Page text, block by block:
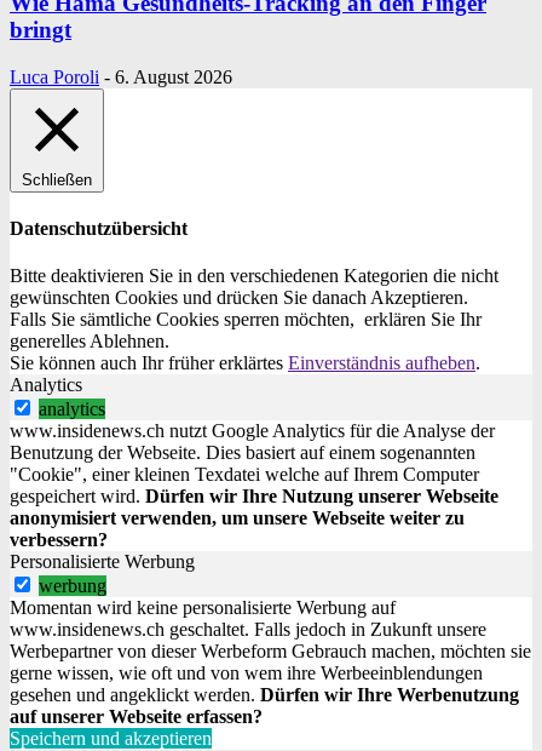
bringt
Luca Poroli - 6. August 2026
Schließen
Datenschutzübersicht
Bitte deaktivieren Sie in den verschiedenen Kategorien die nicht
gewünschten Cookies und drücken Sie danachAkzeptieren.
Falls Sie sämtliche Cookies sperren möchten, erklären Sie Ihr
generellesAblehnen.
Sie können auch Ihr früher erklärtes Einverständnis aufheben.
Analytics
analytics
www.insidenews.ch nutzt Google Analytics für die Analyse der
Benutzung der Webseite. Dies basiert auf einem sogenannten
"Cookie", einer kleinen Texdatei welche auf Ihrem Computer
gespeichert wird. Dürfen wir Ihre Nutzung unserer Webseite
anonymisiert verwenden, um unsere Webseite weiter zu
verbessern?
Personalisierte Werbung
werbung
Momentan wird keine personalisierte Werbung auf
www.insidenews.ch geschaltet. Falls jedoch in Zukunft unsere
Werbepartner von dieser Werbeform Gebrauch machen, möchten sie
gerne wissen, wie oft und von wem ihre Werbeeinblendungen
gesehen und angeklickt werden. Dürfen wir Ihre Werbenutzung
auf unserer Webseite erfassen?
Speichern und akzeptieren